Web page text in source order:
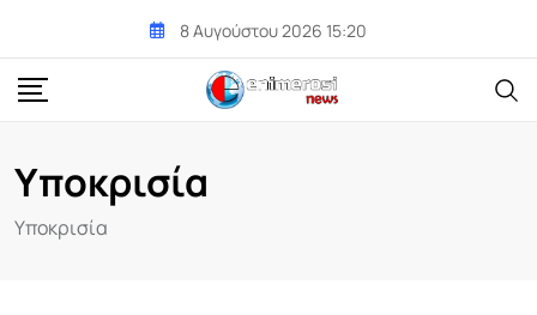
content
8 Αυγούστου 2026 15:20
Υποκρισία
Υποκρισία